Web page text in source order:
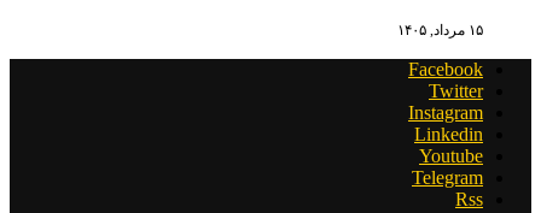
۱۵ مرداد, ۱۴۰۵
Facebook
Twitter
Instagram
Linkedin
Youtube
Telegram
Rss